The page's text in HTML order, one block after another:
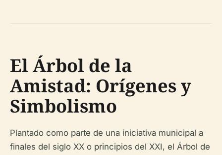
El Árbol de la
Amistad: Orígenes y
Simbolismo
Plantado como parte de una iniciativa municipal a
finales del siglo XX o principios del XXI, el Árbol de